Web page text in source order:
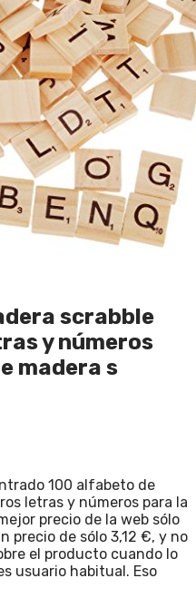
scrabble
y números
madera s
100 alfabeto de
letras y números para la
precio de la web sólo
precio de sólo 3,12 €, y no
el producto cuando lo
usuario habitual. Eso